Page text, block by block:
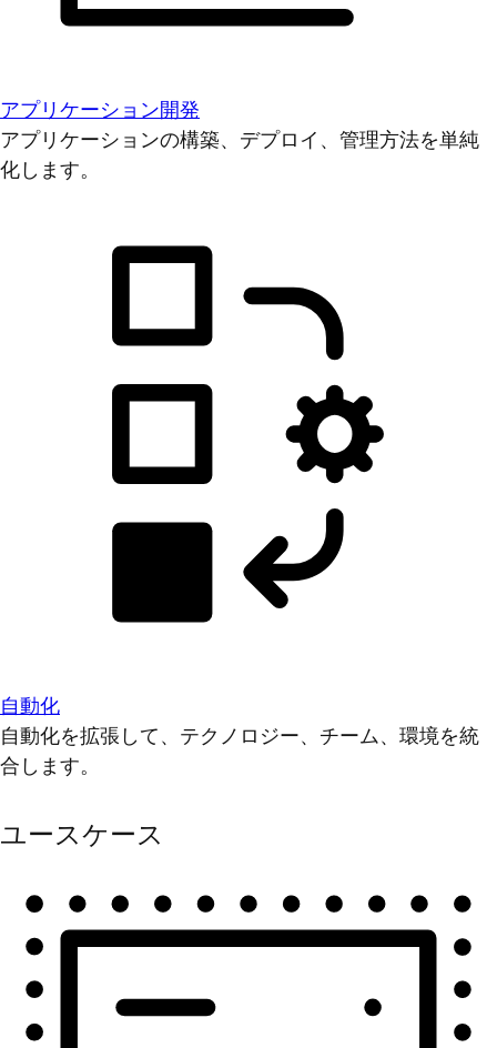
アプリケーション開発
アプリケーションの構築、デプロイ、管理方法を単純
化します。
自動化
自動化を拡張して、テクノロジー、チーム、環境を統
合します。
ユースケース